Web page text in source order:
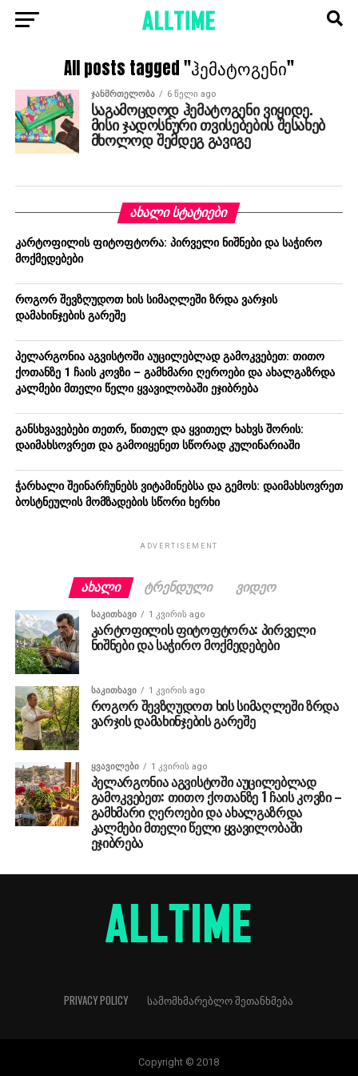
All posts tagged "ჰემატოგენი"
ᲯᲐᲜᲛᲠᲗᲔᲚᲝᲑᲐ 6 წელი ago
საგამოცდოდ ჰემატოგენი ვიყიდე.
მისი ჯადოსნური თვისებების შესახებ
მხოლოდ შემდეგ გავიგე
ᲐᲮᲐᲚᲘ ᲡᲢᲐᲢᲘᲔᲑᲘ
კარტოფილის ფიტოფტორა: პირველი ნიშნები და საჭირო
მოქმედებები
როგორ შევზღუდოთ ხის სიმაღლეში ზრდა ვარჯის
დამახინჯების გარეშე
პელარგონია აგვისტოში აუცილებლად გამოკვებეთ: თითო
ქოთანზე 1 ჩაის კოვზი – გამხმარი ღეროები და ახალგაზრდა
კალმები მთელი წელი ყვავილობაში ეჯიბრება
განსხვავებები თეთრ, წითელ და ყვითელ ხახვს შორის:
დაიმახსოვრეთ და გამოიყენეთ სწორად კულინარიაში
ჭარხალი შეინარჩუნებს ვიტამინებსა და გემოს: დაიმახსოვრეთ
ბოსტნეულის მომზადების სწორი ხერხი
ADVERTISEMENT
ᲐᲮᲐᲚᲘ ᲢᲠᲔᲜᲓᲣᲚᲘ ᲕᲘᲓᲔᲝ
ᲡᲐᲙᲘᲗᲮᲐᲕᲘ 1 კვირის ago
კარტოფილის ფიტოფტორა: პირველი
ნიშნები და საჭირო მოქმედებები
ᲡᲐᲙᲘᲗᲮᲐᲕᲘ 1 კვირის ago
როგორ შევზღუდოთ ხის სიმაღლეში ზრდა
ვარჯის დამახინჯების გარეშე
ᲧᲕᲐᲕᲘᲚᲔᲑᲘ 1 კვირის ago
პელარგონია აგვისტოში აუცილებლად
გამოკვებეთ: თითო ქოთანზე 1 ჩაის კოვზი –
გამხმარი ღეროები და ახალგაზრდა
კალმები მთელი წელი ყვავილობაში
ეჯიბრება
PRIVACY POLICY ᲡᲐᲛᲝᲛᲮᲛᲐᲠᲔᲑᲚᲝ ᲨᲔᲗᲐᲜᲮᲛᲔᲑᲐ
Copyright © 2018